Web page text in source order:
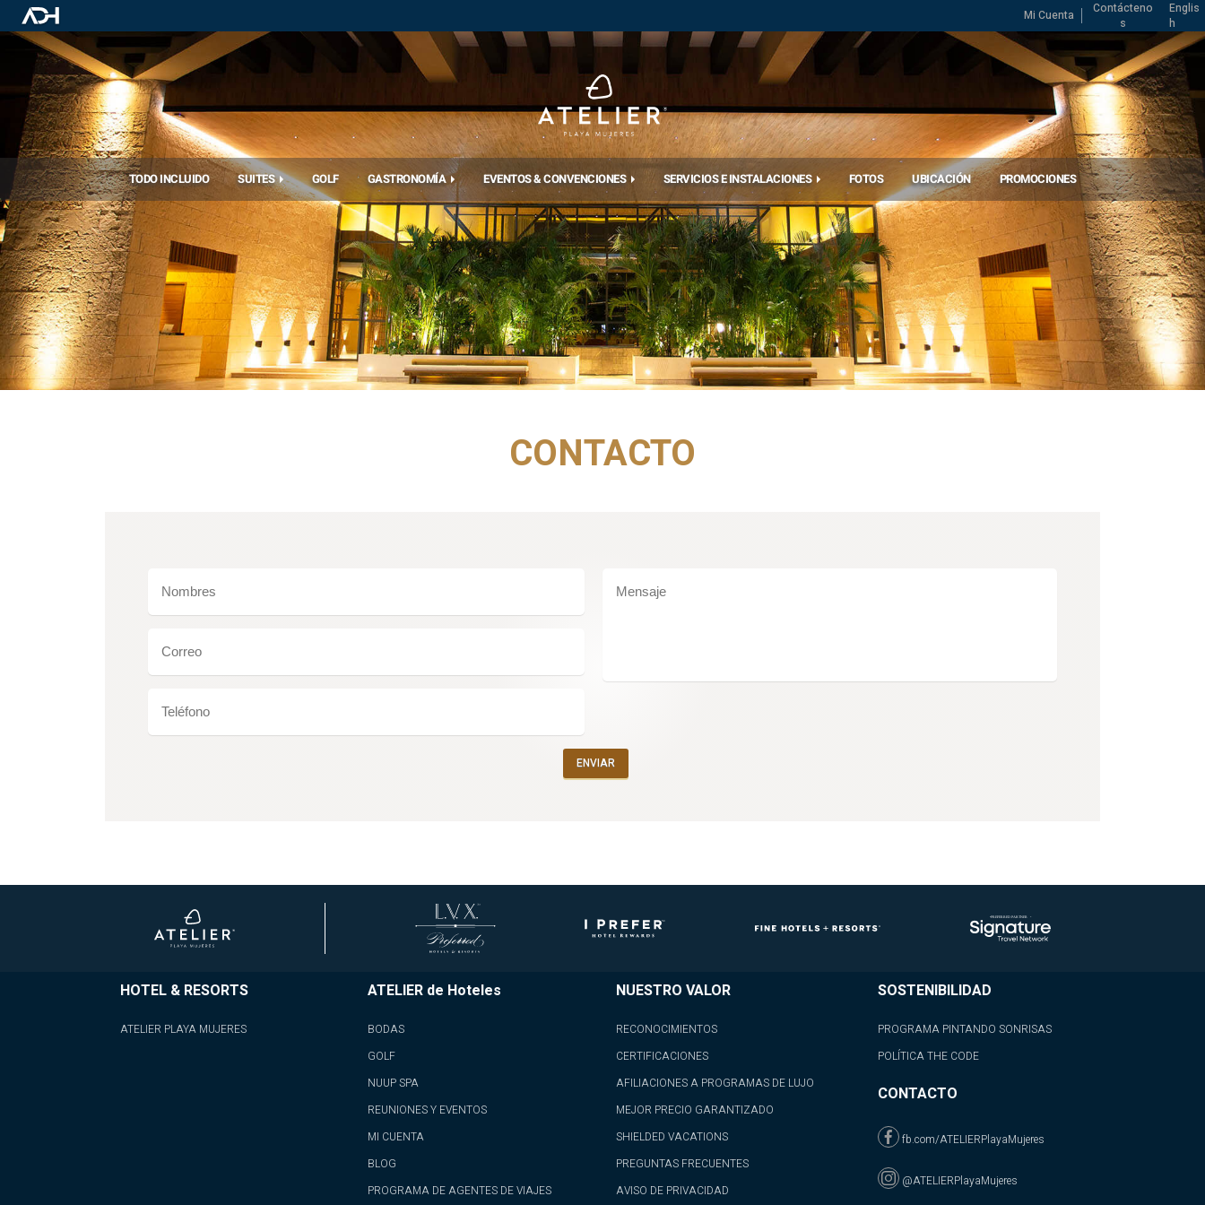
Mi Cuenta
Contácteno
s
Englis
h
TODO INCLUIDO SUITES GOLF GASTRONOMÍA EVENTOS & CONVENCIONES SERVICIOS E INSTALACIONES FOTOS UBICACIÓN PROMOCIONES
CONTACTO
ENVIAR
HOTEL & RESORTS
ATELIER PLAYA MUJERES
ATELIER de Hoteles
BODAS
GOLF
NUUP SPA
REUNIONES Y EVENTOS
MI CUENTA
BLOG
PROGRAMA DE AGENTES DE VIAJES
NUESTRO VALOR
RECONOCIMIENTOS
CERTIFICACIONES
AFILIACIONES A PROGRAMAS DE LUJO
MEJOR PRECIO GARANTIZADO
SHIELDED VACATIONS
PREGUNTAS FRECUENTES
AVISO DE PRIVACIDAD
SOSTENIBILIDAD
PROGRAMA PINTANDO SONRISAS
POLÍTICA THE CODE
CONTACTO
fb.com/ATELIERPlayaMujeres
@ATELIERPlayaMujeres